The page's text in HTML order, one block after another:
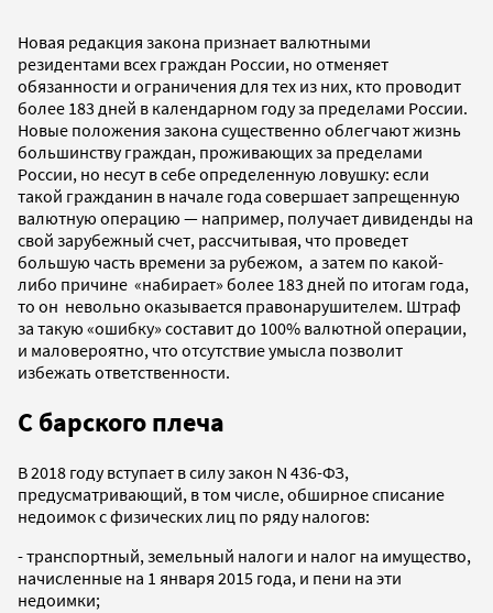
Новая редакция закона признает валютными
резидентами всех граждан России, но отменяет
обязанности и ограничения для тех из них, кто проводит
более 183 дней в календарном году за пределами России.
Новые положения закона существенно облегчают жизнь
большинству граждан, проживающих за пределами
России, но несут в себе определенную ловушку: если
такой гражданин в начале года совершает запрещенную
валютную операцию — например, получает дивиденды на
свой зарубежный счет, рассчитывая, что проведет
большую часть времени за рубежом, а затем по какой-
либо причине «набирает» более 183 дней по итогам года,
то он невольно оказывается правонарушителем. Штраф
за такую «ошибку» составит до 100% валютной операции,
и маловероятно, что отсутствие умысла позволит
избежать ответственности.
С барского плеча
В 2018 году вступает в силу закон N 436-ФЗ,
предусматривающий, в том числе, обширное списание
недоимок с физических лиц по ряду налогов:
- транспортный, земельный налоги и налог на имущество,
начисленные на 1 января 2015 года, и пени на эти
недоимки;